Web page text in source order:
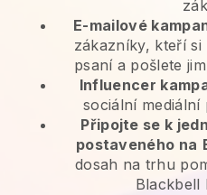
E-mailové
zákazníky, kteří
psaní a pošlete
Influencer
sociální
Připojte se k
postaveného na
dosah na trhu
Blackbell